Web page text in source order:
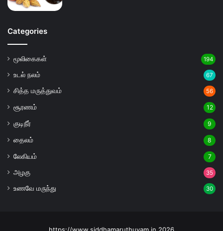
Categories
மூலிகைகள் 194
உடல் நலம் 67
சித்த மருத்துவம் 56
சூரணம் 12
குடிநீர் 9
தைலம் 8
லேகியம் 7
அழகு 35
உணவே மருந்து 30
https://www.siddhamaruthuvam.in 2026